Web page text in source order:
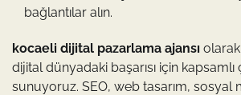
bağlantılar alın.
kocaeli dijital pazarlama ajansı
dijital dünyadaki başarısı için
sunuyoruz. SEO, web tasarım, sosyal